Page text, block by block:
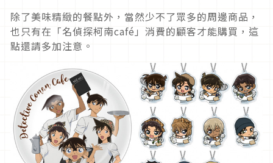
除了美味精緻的餐點外，當然少不了眾多的周邊商品，
也只有在「名偵探柯南café」消費的顧客才能購買，這
點還請多加注意。